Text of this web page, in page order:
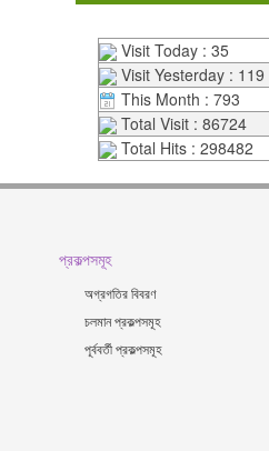
Visit Today : 35
Visit Yesterday : 119
This Month : 793
Total Visit : 86724
Total Hits : 298482
প্রকল্পসমূহ
অগ্রগতির বিবরণ
চলমান প্রকল্পসমূহ
পূর্ববর্তী প্রকল্পসমূহ